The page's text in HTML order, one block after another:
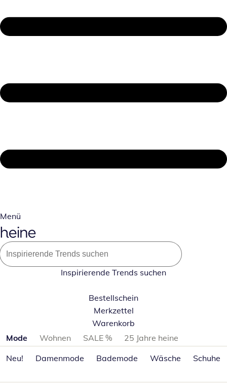
Menü
Inspirierende Trends suchen
Bestellschein
Merkzettel
Warenkorb
Produktkategorien überspringen
Mode Wohnen SALE %
25 Jahre heine
Neu!
Damenmode Bademode Wäsche Schuhe